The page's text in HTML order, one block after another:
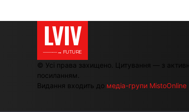
LVIV
———→ FUTURE
© Усі права захищено. Цитування — з
посиланням.
Видання входить до медіа-групи MistoOnline